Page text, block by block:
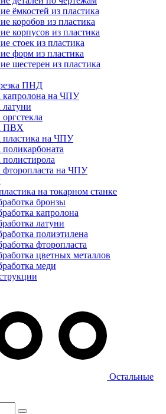
ёмкостей из пластика
коробов из пластика
корпусов из пластика
стоек из пластика
форм из пластика
шестерен из пластика
ПНД
капролона на ЧПУ
латуни
ПВХ
пластика на ЧПУ
полистирола
фторопласта на ЧПУ
на токарном станке
бронзы
капролона
латуни
полиэтилена
фторопласта
цветных металлов
меди
Остальные